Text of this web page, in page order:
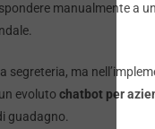
manualmente a
ma
evoluto chatbot per
guadagno.